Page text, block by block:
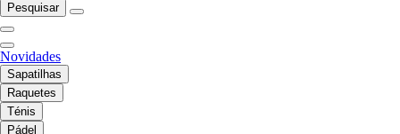
Pesquisar
Novidades
Sapatilhas
Raquetes
Ténis
Pádel